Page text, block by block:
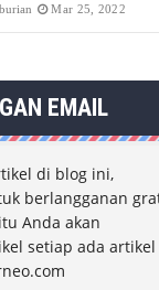
Mar 25, 2022
EMAIL
di blog ini,
berlangganan
Anda akan
setiap ada artikel